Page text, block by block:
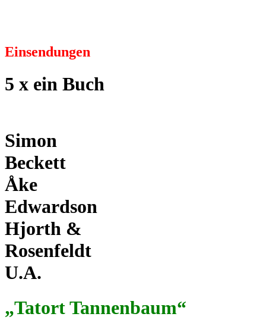
Einsendungen
5 x ein Buch
Simon
Beckett
Åke
Edwardson
Hjorth &
Rosenfeldt
U.A.
„Tatort Tannenbaum“